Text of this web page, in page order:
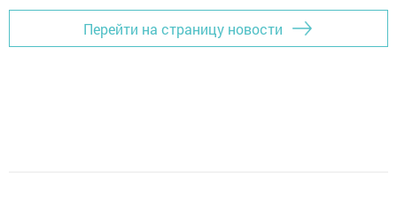
Перейти на страницу новости